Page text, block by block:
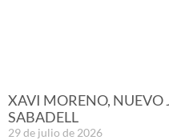
XAVI MORENO, NUEVO
SABADELL
29 de julio de 2026